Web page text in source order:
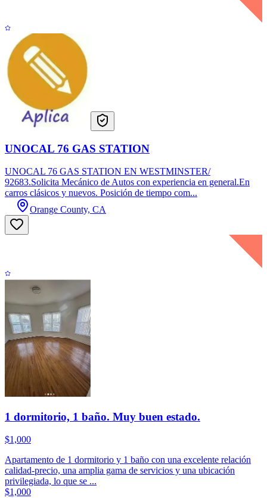
UNOCAL 76 GAS STATION
UNOCAL 76 GAS STATION EN WESTMINSTER/
92683.Solicita Mecánico de Autos con experiencia en general.En
carros clásicos y nuevos. Posición de tiempo com...
Orange County, CA
1 dormitorio, 1 baño. Muy buen estado.
$1,000
Apartamento de 1 dormitorio y 1 baño con una excelente relación
calidad-precio, una amplia gama de servicios y una ubicación
privilegiada, lo que se ...
$1,000